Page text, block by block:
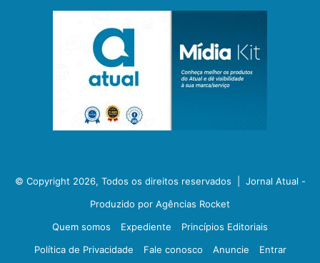
© Copyright 2026, Todos os direitos reservados | Jornal Atual -
Produzido por Agências Rocket
Quem somos
Expediente
Princípios Editoriais
Política de Privacidade
Fale conosco Anuncie
Entrar